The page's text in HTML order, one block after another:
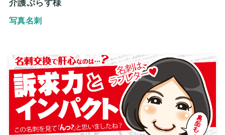
介護ぷらす様
写真名刺